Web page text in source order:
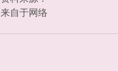
来自于网络